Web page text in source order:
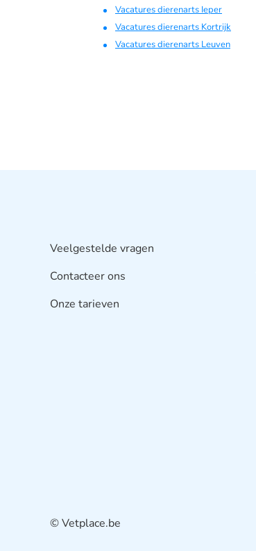
Vacatures dierenarts Ieper
Vacatures dierenarts Kortrijk
Vacatures dierenarts Leuven
Veelgestelde vragen
Contacteer ons
Onze tarieven
© Vetplace.be